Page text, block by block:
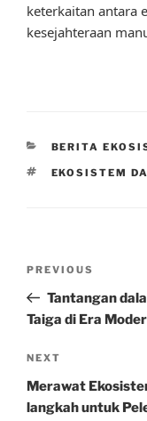
keterkaitan antara
kesejahteraan
CATEGORIES
BERITA
TAGS
EKOSISTEM
Previous
Post
PREVIOUS
Tantangan
Taiga di Era
Next
Post
NEXT
Merawat
langkah untuk